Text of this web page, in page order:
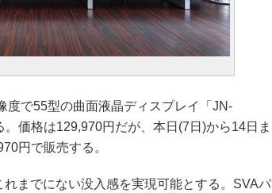
で55型の曲面液晶ディスプレイ「JN-
価格は129,970円だが、本日(7日)から14日ま
円で販売する。
までにない没入感を実現可能とする。SVAパ